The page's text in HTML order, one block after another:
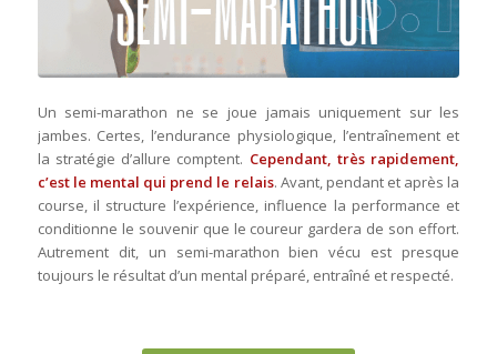
Un semi-marathon ne se joue jamais uniquement sur les
jambes. Certes, l’endurance physiologique, l’entraînement et
la stratégie d’allure comptent. Cependant, très rapidement,
c’est le mental qui prend le relais. Avant, pendant et après la
course, il structure l’expérience, influence la performance et
conditionne le souvenir que le coureur gardera de son effort.
Autrement dit, un semi-marathon bien vécu est presque
toujours le résultat d’un mental préparé, entraîné et respecté.